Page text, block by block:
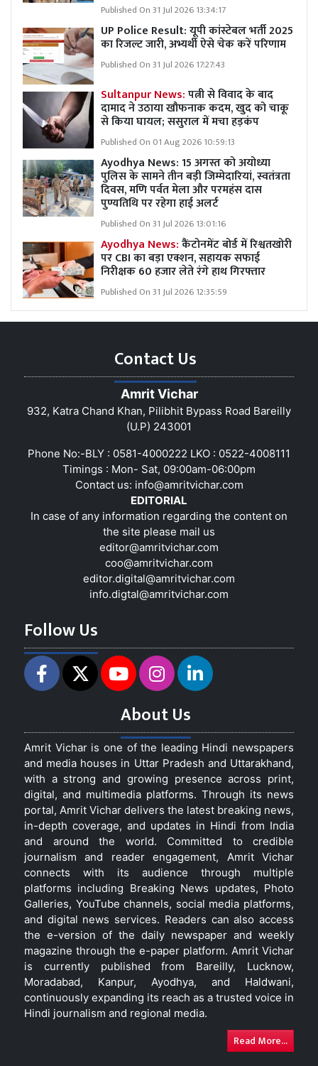
Published On 31 Jul 2026 13:34:17
UP Police Result: यूपी कांस्टेबल भर्ती 2025
का रिजल्ट जारी, अभ्यर्थी ऐसे चेक करें परिणाम
Published On 31 Jul 2026 17:27:43
Sultanpur News:पत्नी से विवाद के बाद
दामाद ने उठाया खौफनाक कदम, खुद को चाकू
से किया घायल; ससुराल में मचा हड़कंप
Published On 01 Aug 2026 10:59:13
Ayodhya News: 15 अगस्त को अयोध्या
पुलिस के सामने तीन बड़ी जिम्मेदारियां, स्वतंत्रता
दिवस, मणि पर्वत मेला और परमहंस दास
पुण्यतिथि पर रहेगा हाई अलर्ट
Published On 31 Jul 2026 13:01:16
Ayodhya News:कैंटोनमेंट बोर्ड में रिश्वतखोरी
पर CBI का बड़ा एक्शन, सहायक सफाई
निरीक्षक 60 हजार लेते रंगे हाथ गिरफ्तार
Published On 31 Jul 2026 12:35:59
Contact Us
Amrit Vichar
932, Katra Chand Khan, Pilibhit Bypass Road Bareilly
(U.P) 243001
Phone No:-BLY : 0581-4000222 LKO : 0522-4008111
Timings : Mon- Sat, 09:00am-06:00pm
Contact us: info@amritvichar.com
EDITORIAL
In case of any information regarding the content on
the site please mail us
editor@amritvichar.com
coo@amritvichar.com
editor.digital@amritvichar.com
info.digtal@amritvichar.com
Follow Us
About Us
Amrit Vichar is one of the leading Hindi newspapers
and media houses in Uttar Pradesh and Uttarakhand,
with a strong and growing presence across print,
digital, and multimedia platforms. Through its news
portal, Amrit Vichar delivers the latest breaking news,
in-depth coverage, and updates in Hindi from India
and around the world. Committed to credible
journalism and reader engagement, Amrit Vichar
connects with its audience through multiple
platforms including Breaking News updates, Photo
Galleries, YouTube channels, social media platforms,
and digital news services. Readers can also access
the e-version of the daily newspaper and weekly
magazine through the e-paper platform. Amrit Vichar
is currently published from Bareilly, Lucknow,
Moradabad, Kanpur, Ayodhya, and Haldwani,
continuously expanding its reach as a trusted voice in
Hindi journalism and regional media.
Read More...